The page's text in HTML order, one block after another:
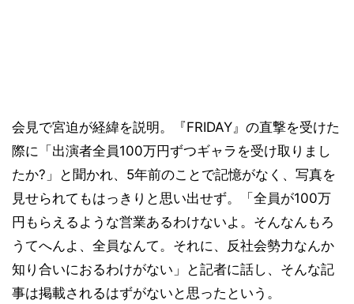
会見で宮迫が経緯を説明。『FRIDAY』の直撃を受けた
際に「出演者全員100万円ずつギャラを受け取りまし
たか?」と聞かれ、5年前のことで記憶がなく、写真を
見せられてもはっきりと思い出せず。「全員が100万
円もらえるような営業あるわけないよ。そんなんもろ
うてへんよ、全員なんて。それに、反社会勢力なんか
知り合いにおるわけがない」と記者に話し、そんな記
事は掲載されるはずがないと思ったという。